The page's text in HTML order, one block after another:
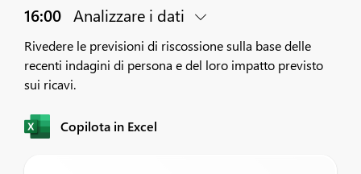
16:00 Analizzare i dati
Rivedere le previsioni di riscossione sulla base delle
recenti indagini di persona e del loro impatto previsto
sui ricavi.
Copilota in Excel